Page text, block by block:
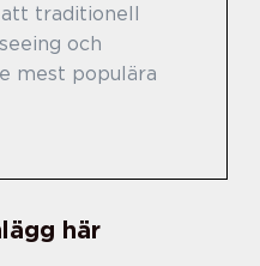
traditionell
och
mest populära
här